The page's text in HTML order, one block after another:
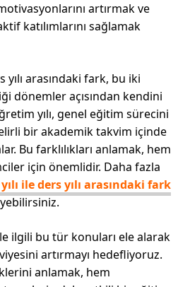
artırmak ve
katılımlarını sağlamak
arasındaki fark, bu iki
dönemler açısından kendini
yılı, genel eğitim sürecini
bir akademik takvim içinde
Bu farklılıkları anlamak, hem
için önemlidir. Daha fazla
ile ders yılı arasındaki fark
ilgili bu tür konuları ele alarak
artırmayı hedefliyoruz.
anlamak, hem